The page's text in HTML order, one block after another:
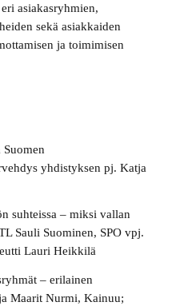
asiakasryhmien,
sekä asiakkaiden
ja toimimisen
yhdistyksen pj. Katja
suhteissa – miksi vallan
Sauli Suominen, SPO vpj.
Lauri Heikkilä
– erilainen
Maarit Nurmi, Kainuu;